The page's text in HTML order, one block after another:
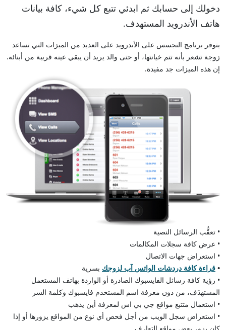
دخولك إلى حسابك ثم ابدئي تتبع كل شيء، كافة بيانات
هاتف الأندرويد المستهدف.
يتوفر برنامج التجسس على الأندرويد على العديد من الميزات التي تساعد
زوجة تشعر بأنه تتم خيانتها، أو حتى والد يريد أن يبقي عينه قريبة من أبنائه.
إن هذه الميزات جد مفيدة.
• تعقُّب الرسائل النصية
• عرض كافة سجلات المكالمات
• استعراض جهات الاتصال
• قراءة كافة دردشات الواتس آب لزوجك بسرية
• رؤية كافة رسائل الفايسبوك الصادرة أو الواردة بهاتف المستعمل
المستهدَف، من دون معرفة اسم المستخدم فايسبوك وكلمة السر
• استعمال متتبع مواقع جي بي اس لمعرفة أين يذهب
• استعراض سجل الويب من أجل فحص أي نوع من المواقع يزورها أو إذا